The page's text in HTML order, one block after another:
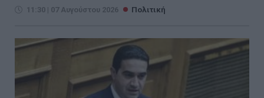
11:30 | 07 Αυγούστου 2026 Πολιτική